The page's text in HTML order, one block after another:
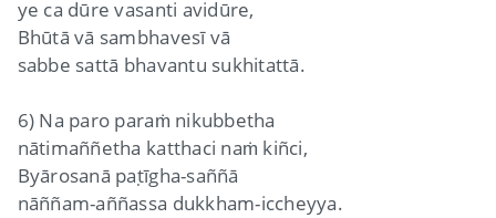
ye ca dūre vasanti avidūre,
Bhūtā vā sambhavesī vā
sabbe sattā bhavantu sukhitattā.
6) Na paro paraṁ nikubbetha
nātimaññetha katthaci naṁ kiñci,
Byārosanā paṭīgha-saññā
nāññam-aññassa dukkham-iccheyya.